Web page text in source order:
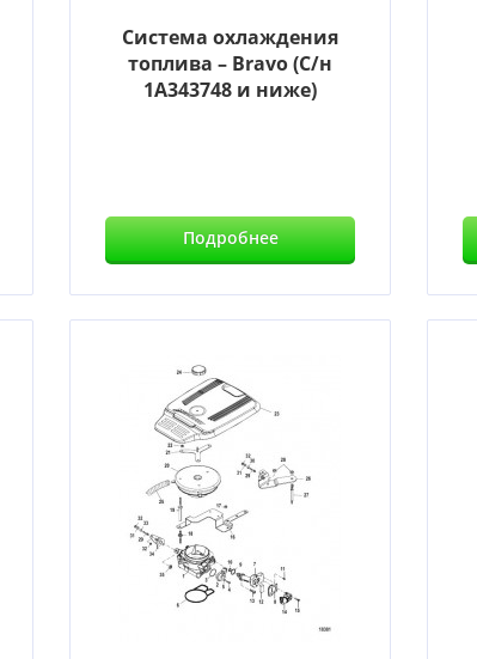
Система охлаждения
топлива – Bravo (С/н
1A343748 и ниже)
Подробнее